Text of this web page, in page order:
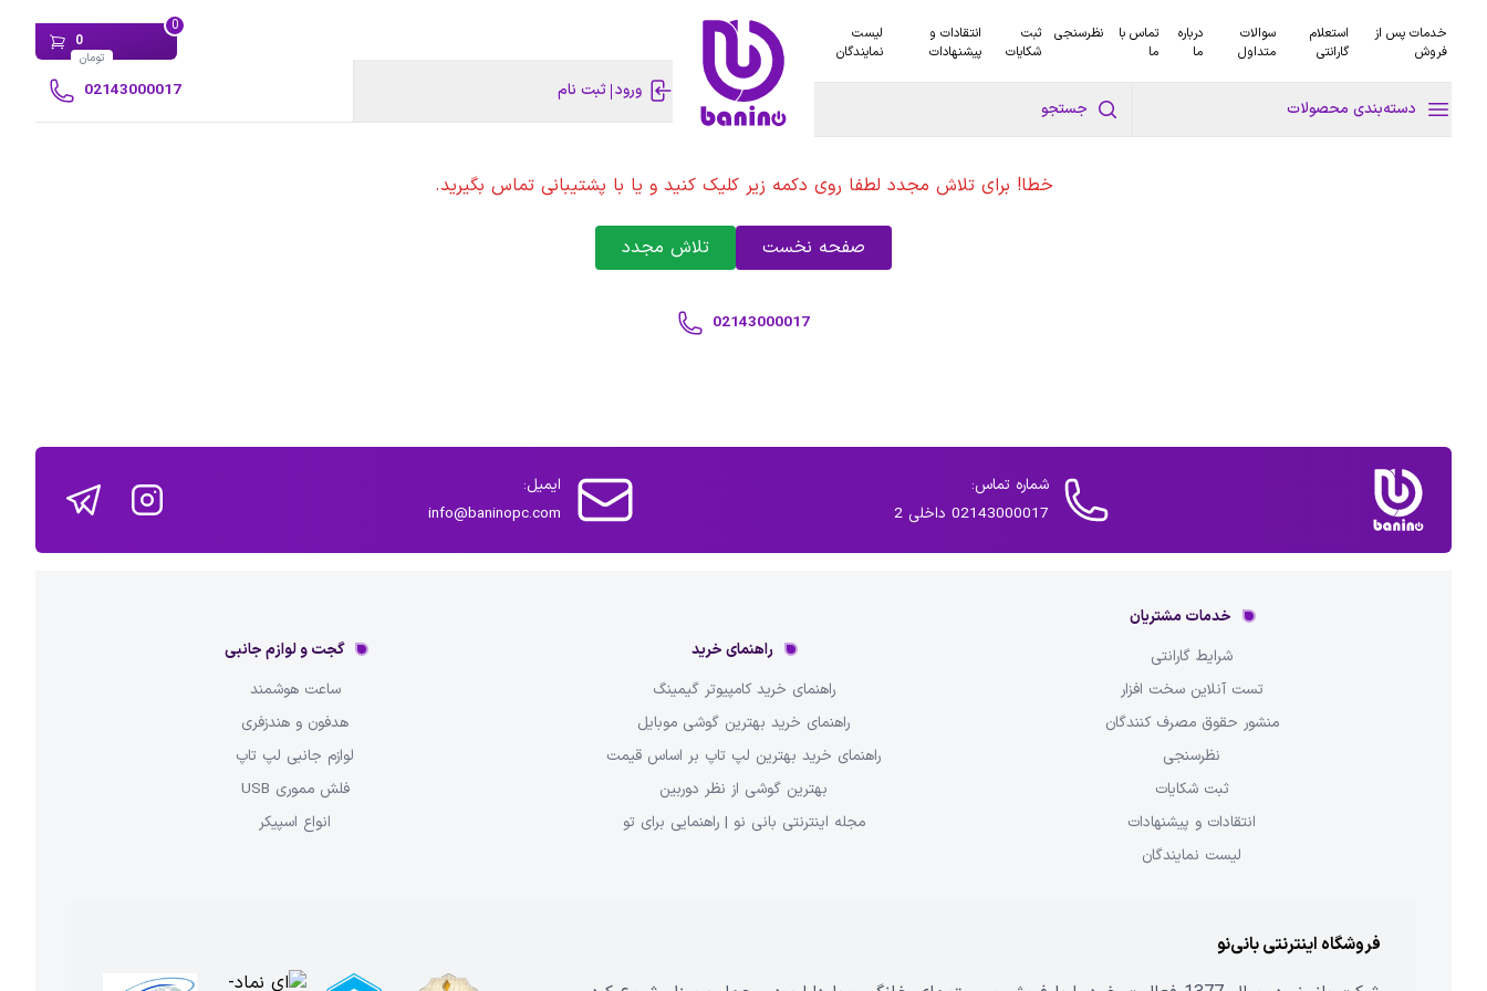
خدمات پس از
فروش
استعلام
گارانتی
سوالات
متداول
درباره
ما
تماس با
ما
نظرسنجی
ثبت
شکایات
انتقادات و
پیشنهادات
لیست
نمایندگان
دسته‌بندی محصولات جستجو
0
0
تومان
ورود ثبت نام 02143000017
خطا! برای تلاش مجدد لطفا روی دکمه زیر کلیک کنید و یا با پشتیبانی تماس بگیرید.
صفحه نخست تلاش مجدد
02143000017
شماره تماس:
02143000017 داخلی 2
ایمیل:
info@baninopc.com
خدمات مشتریان
شرایط گارانتی
تست آنلاین سخت افزار
منشور حقوق مصرف کنندگان
نظرسنجی
ثبت شکایات
انتقادات و پیشنهادات
لیست نمایندگان
راهنمای خرید
راهنمای خرید کامپیوتر گیمینگ
راهنمای خرید بهترین گوشی موبایل
راهنمای خرید بهترین لپ تاپ بر اساس قیمت
بهترین گوشی از نظر دوربین
مجله اینترنتی بانی نو | راهنمایی برای تو
گجت و لوازم جانبی
ساعت هوشمند
هدفون و هندزفری
لوازم جانبی لپ تاپ
فلش مموری USB
انواع اسپیکر
فروشگاه اینترنتی بانی‌نو